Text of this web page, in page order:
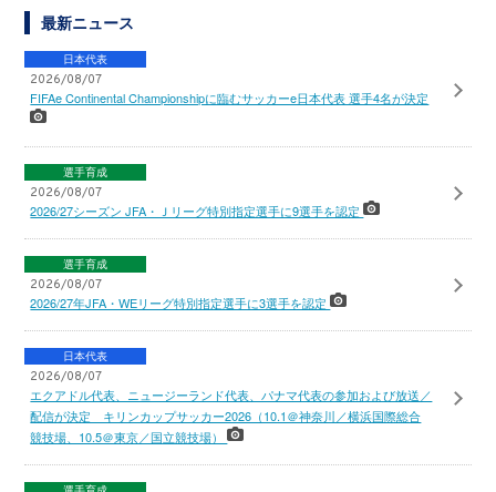
最新ニュース
日本代表
2026/08/07
FIFAe Continental Championshipに臨むサッカーe日本代表 選手4名が決定
選手育成
2026/08/07
2026/27シーズン JFA・Ｊリーグ特別指定選手に9選手を認定
選手育成
2026/08/07
2026/27年JFA・WEリーグ特別指定選手に3選手を認定
日本代表
2026/08/07
エクアドル代表、ニュージーランド代表、パナマ代表の参加および放送／
配信が決定 キリンカップサッカー2026（10.1＠神奈川／横浜国際総合
競技場、10.5＠東京／国立競技場）